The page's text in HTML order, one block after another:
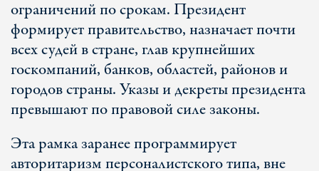
ограничений по срокам. Президент
формирует правительство, назначает почти
всех судей в стране, глав крупнейших
госкомпаний, банков, областей, районов и
городов страны. Указы и декреты президента
превышают по правовой силе законы.
Эта рамка заранее программирует
авторитаризм персоналистского типа, вне